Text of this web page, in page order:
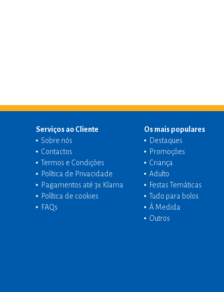
Serviços ao Cliente
Sobre nós
Contactos
Termos e Condições
Política de Privacidade
Pagamentos até 3x Klarna
Política de cookies
FAQs
Os mais populares
Destaques
Promoções
Criança
Adulto
Festas Temáticas
Tudo para bolos
À Medida
Outros